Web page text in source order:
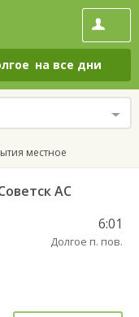
на все дни
местное
АС
6:01
Долгое п. пов.